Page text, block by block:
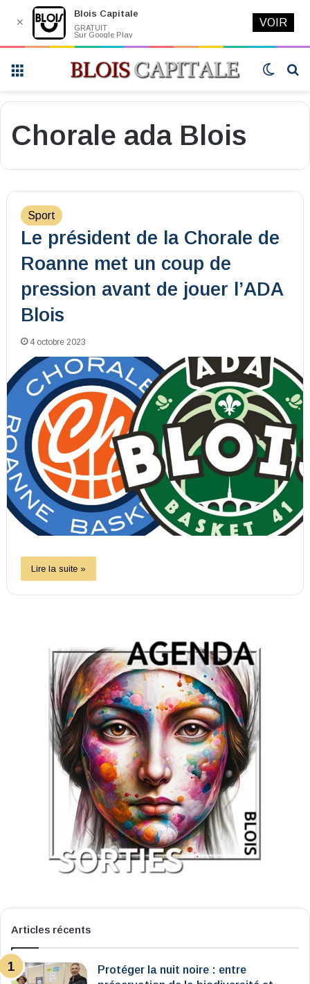
Switch
Chorale ada Blois
Sport
Le président de la Chorale de
Roanne met un coup de
pression avant de jouer l’ADA
Blois
4 octobre 2023
Lire la suite »
Articles récents
Protéger la nuit noire : entre
✕
Blois Capitale
GRATUIT
Sur Google Play
VOIR